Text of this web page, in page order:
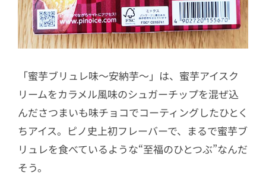
「蜜芋ブリュレ味～安納芋～」は、蜜芋アイスク
リームをカラメル風味のシュガーチップを混ぜ込
んださつまいも味チョコでコーティングしたひとく
ちアイス。ピノ史上初フレーバーで、まるで蜜芋ブ
リュレを食べているような“至福のひとつぶ”なんだ
そう。